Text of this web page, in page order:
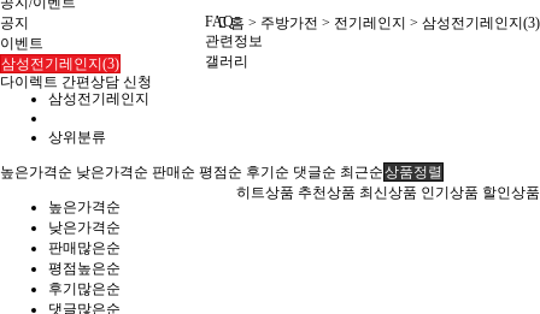
공지
이벤트
FAQ
관련정보
갤러리
다이렉트 간편상담 신청
홈 > 주방가전 > 전기레인지 > 삼성전기레인지(3)
삼성전기레인지(3)
삼성전기레인지
상위분류
높은가격순 낮은가격순 판매순 평점순 후기순 댓글순 최근순
히트상품 추천상품 최신상품 인기상품 할인상품
상품정렬
높은가격순
낮은가격순
판매많은순
평점높은순
후기많은순
댓글많은순